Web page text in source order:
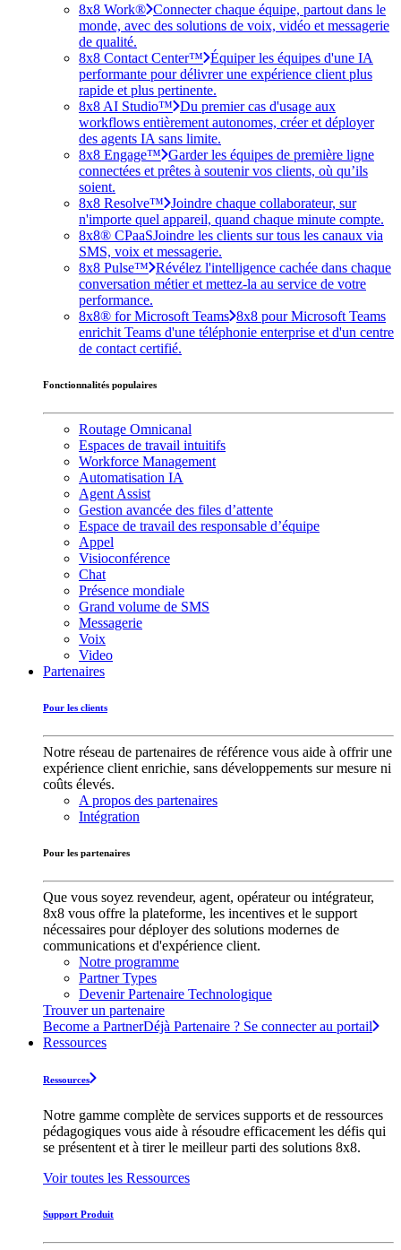
8x8 Work® Connecter chaque équipe, partout dans le
monde, avec des solutions de voix, vidéo et messagerie
de qualité.
8x8 Contact Center™ Équiper les équipes d'une IA
performante pour délivrer une expérience client plus
rapide et plus pertinente.
8x8 AI Studio™ Du premier cas d'usage aux
workflows entièrement autonomes, créer et déployer
des agents IA sans limite.
8x8 Engage™ Garder les équipes de première ligne
connectées et prêtes à soutenir vos clients, où qu’ils
soient.
8x8 Resolve™ Joindre chaque collaborateur, sur
n'importe quel appareil, quand chaque minute compte.
8x8® CPaaSJoindre les clients sur tous les canaux via
SMS, voix et messagerie.
8x8 Pulse™ Révélez l'intelligence cachée dans chaque
conversation métier et mettez-la au service de votre
performance.
8x8® for Microsoft Teams 8x8 pour Microsoft Teams
enrichit Teams d'une téléphonie enterprise et d'un centre
de contact certifié.
Fonctionnalités populaires
Routage Omnicanal
Espaces de travail intuitifs
Workforce Management
Automatisation IA
Agent Assist
Gestion avancée des files d’attente
Espace de travail des responsable d’équipe
Appel
Visioconférence
Chat
Présence mondiale
Grand volume de SMS
Messagerie
Voix
Video
Partenaires
Pour les clients
Notre réseau de partenaires de référence vous aide à offrir une
expérience client enrichie, sans développements sur mesure ni
coûts élevés.
A propos des partenaires
Intégration
Pour les partenaires
Que vous soyez revendeur, agent, opérateur ou intégrateur,
8x8 vous offre la plateforme, les incentives et le support
nécessaires pour déployer des solutions modernes de
communications et d'expérience client.
Notre programme
Partner Types
Devenir Partenaire Technologique
Trouver un partenaire
Become a PartnerDéjà Partenaire ? Se connecter au portail
Ressources
Ressources
Notre gamme complète de services supports et de ressources
pédagogiques vous aide à résoudre efficacement les défis qui
se présentent et à tirer le meilleur parti des solutions 8x8.
Voir toutes les Ressources
Support Produit